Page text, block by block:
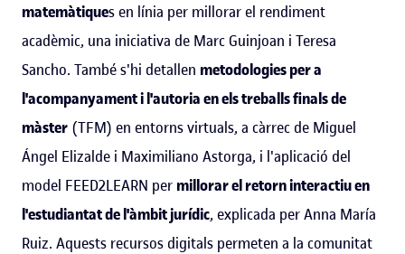
matemàtiques en línia per millorar el rendiment
acadèmic, una iniciativa de Marc Guinjoan i Teresa
Sancho. També s'hi detallen metodologies per a
l'acompanyament i l'autoria en els treballs finals de
màster (TFM) en entorns virtuals, a càrrec de Miguel
Ángel Elizalde i Maximiliano Astorga, i l'aplicació del
model FEED2LEARN per millorar el retorn interactiu en
l'estudiantat de l'àmbit jurídic, explicada per Anna María
Ruiz. Aquests recursos digitals permeten a la comunitat